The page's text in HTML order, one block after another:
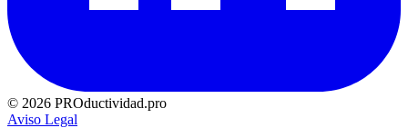
© 2026 PROductividad.pro
Aviso Legal